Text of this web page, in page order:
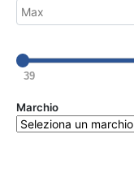
39
Marchio